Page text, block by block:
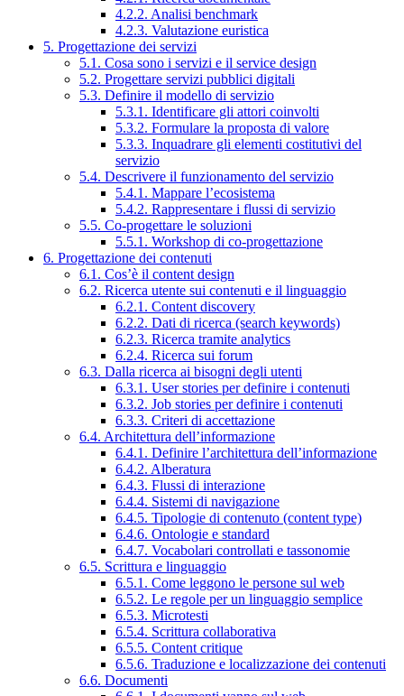
4.2.2. Analisi benchmark
4.2.3. Valutazione euristica
5. Progettazione dei servizi
5.1. Cosa sono i servizi e il service design
5.2. Progettare servizi pubblici digitali
5.3. Definire il modello di servizio
5.3.1. Identificare gli attori coinvolti
5.3.2. Formulare la proposta di valore
5.3.3. Inquadrare gli elementi costitutivi del
servizio
5.4. Descrivere il funzionamento del servizio
5.4.1. Mappare l’ecosistema
5.4.2. Rappresentare i flussi di servizio
5.5. Co-progettare le soluzioni
5.5.1. Workshop di co-progettazione
6. Progettazione dei contenuti
6.1. Cos’è il content design
6.2. Ricerca utente sui contenuti e il linguaggio
6.2.1. Content discovery
6.2.2. Dati di ricerca (search keywords)
6.2.3. Ricerca tramite analytics
6.2.4. Ricerca sui forum
6.3. Dalla ricerca ai bisogni degli utenti
6.3.1. User stories per definire i contenuti
6.3.2. Job stories per definire i contenuti
6.3.3. Criteri di accettazione
6.4. Architettura dell’informazione
6.4.1. Definire l’architettura dell’informazione
6.4.2. Alberatura
6.4.3. Flussi di interazione
6.4.4. Sistemi di navigazione
6.4.5. Tipologie di contenuto (content type)
6.4.6. Ontologie e standard
6.4.7. Vocabolari controllati e tassonomie
6.5. Scrittura e linguaggio
6.5.1. Come leggono le persone sul web
6.5.2. Le regole per un linguaggio semplice
6.5.3. Microtesti
6.5.4. Scrittura collaborativa
6.5.5. Content critique
6.5.6. Traduzione e localizzazione dei contenuti
6.6. Documenti